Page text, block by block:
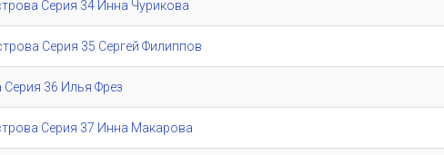
Серия 34 Инна Чурикова
Серия 35 Сергей Филиппов
Серия 36 Илья Фрез
Серия 37 Инна Макарова